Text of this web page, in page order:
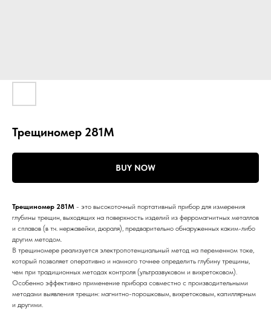
Трещиномер 281М
BUY NOW
Трещиномер 281М - это высокоточный портативный прибор для измерения
глубины трещин, выходящих на поверхность изделий из ферромагнитных металлов
и сплавов (в т.ч. нержавейки, дюраля), предварительно обнаруженных каким-либо
другим методом.
В трещиномере реализуется электропотенциальный метод на переменном токе,
который позволяет оперативно и намного точнее определить глубину трещины,
чем при традиционных методах контроля (ультразвуковом и вихретоковом).
Особенно эффективно применение прибора совместно с производительными
методами выявления трещин: магнитно-порошковым, вихретоковым, капиллярным
и другими.